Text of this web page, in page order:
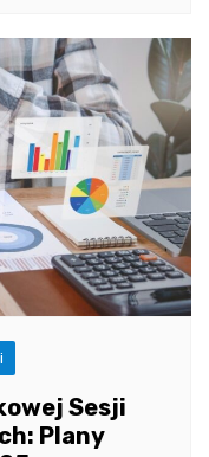
Sesji
Plany